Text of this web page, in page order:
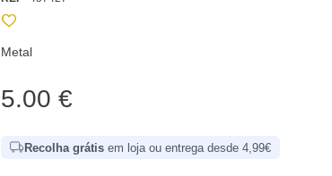
Metal
5.00 €
Recolha grátis em loja ou entrega desde 4,99€